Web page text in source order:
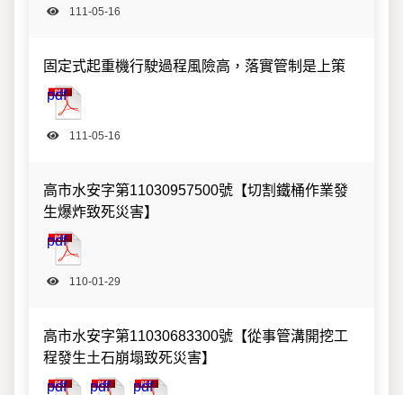
111-05-16
固定式起重機行駛過程風險高，落實管制是上策
pdf
111-05-16
高市水安字第11030957500號【切割鐵桶作業發
生爆炸致死災害】
pdf
110-01-29
高市水安字第11030683300號【從事管溝開挖工
程發生土石崩塌致死災害】
pdf
2021012210291092145.pdf
pdf 20210122102938091496.pdf
pdf